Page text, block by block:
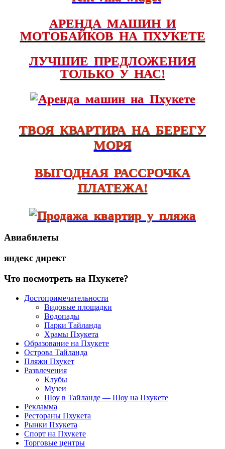
АРЕНДА МАШИН И
МОТОБАЙКОВ НА ПХУКЕТЕ
ЛУЧШИЕ ПРЕДЛОЖЕНИЯ
ТОЛЬКО У НАС!
ТВОЯ КВАРТИРА НА БЕРЕГУ
МОРЯ
ВЫГОДНАЯ РАССРОЧКА
ПЛАТЕЖА!
Авиабилеты
яндекс директ
Что посмотреть на Пхукете?
Достопримечательности
Видовые площадки
Водопады
Парки Тайланда
Храмы Пхукета
Образование на Пхукете
Острова Тайланда
Пляжи Пхукет
Развлечения
Клубы
Музеи
Шоу в Тайланде — Шоу на Пхукете
Рекламма
Рестораны Пхукета
Рынки Пхукета
Спорт на Пхукете
Торговые центры